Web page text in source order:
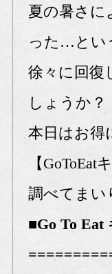
夏の暑さに
った…とい
徐々に回復
しょうか？
本日はお得
【
調べてまい
■Go To Eat